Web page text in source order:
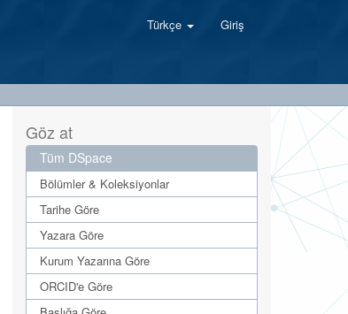
Türkçe Giriş
Göz at
Tüm DSpace
Bölümler & Koleksiyonlar
Tarihe Göre
Yazara Göre
Kurum Yazarına Göre
ORCID'e Göre